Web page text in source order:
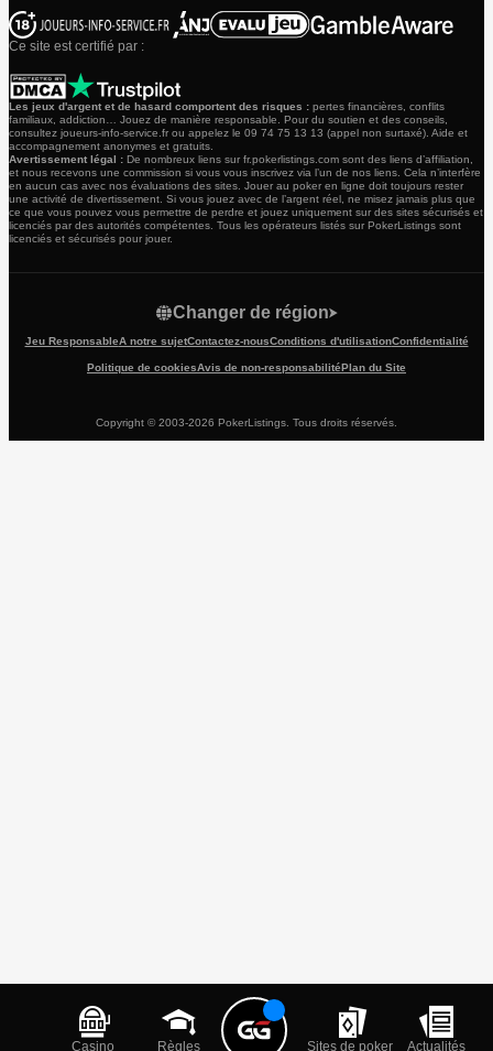
Casino Règles Sites de poker Actualités
Ce site est certifié par :
Les jeux d'argent et de hasard comportent des risques : pertes financières, conflits
familiaux, addiction… Jouez de manière responsable. Pour du soutien et des conseils,
consultez joueurs-info-service.fr ou appelez le 09 74 75 13 13 (appel non surtaxé). Aide et
accompagnement anonymes et gratuits.
Avertissement légal : De nombreux liens sur fr.pokerlistings.com sont des liens d’affiliation,
et nous recevons une commission si vous vous inscrivez via l’un de nos liens. Cela n’interfère
en aucun cas avec nos évaluations des sites. Jouer au poker en ligne doit toujours rester
une activité de divertissement. Si vous jouez avec de l’argent réel, ne misez jamais plus que
ce que vous pouvez vous permettre de perdre et jouez uniquement sur des sites sécurisés et
licenciés par des autorités compétentes. Tous les opérateurs listés sur PokerListings sont
licenciés et sécurisés pour jouer.
Jeu ResponsableA notre sujetContactez-nousConditions d'utilisationConfidentialité
Politique de cookiesAvis de non-responsabilité Plan du Site
Changer de région
Copyright © 2003-2026 PokerListings. Tous droits réservés.